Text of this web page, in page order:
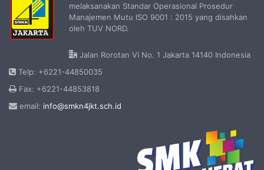
melaksanakan Standar Operasional Prosedur
Manajemen Mutu ISO 9001 : 2015 yang disahkan
oleh TUV NORD.
Jalan Rorotan VI No. 1 Jakarta 14140 Indonesia
Telp: +6221-44850035
Fax: +6221-44853818
email: info@smkn4jkt.sch.id